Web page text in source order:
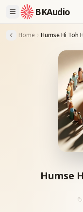
BKAudio
Home Humse Hi Toh
Humse